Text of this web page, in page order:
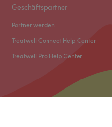
Geschäftspartner
Partner werden
Treatwell Connect Help Center
Treatwell Pro Help Center